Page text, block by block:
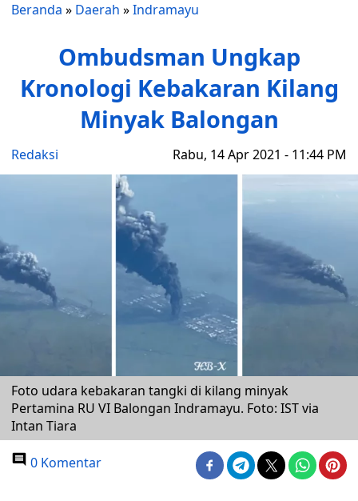
Beranda » Daerah »Indramayu
Ombudsman Ungkap
Kronologi Kebakaran Kilang
Minyak Balongan
Redaksi Rabu, 14 Apr 2021 - 11:44 PM
Foto udara kebakaran tangki di kilang minyak
Pertamina RU VI Balongan Indramayu. Foto: IST via
Intan Tiara
0 Komentar